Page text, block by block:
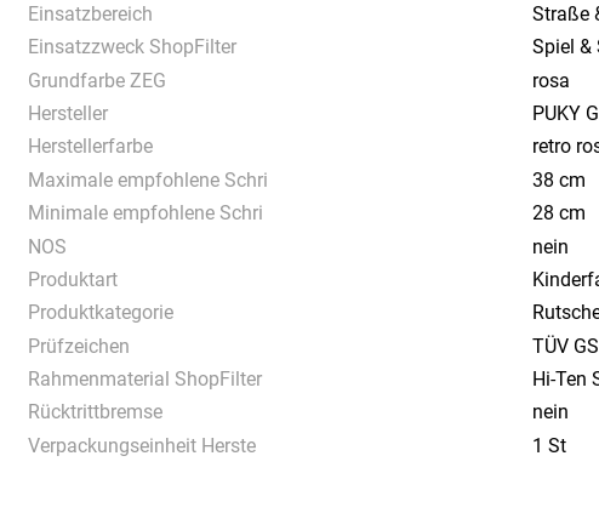
Einsatzbereich
Straße
Einsatzzweck ShopFilter
Spiel &
Grundfarbe ZEG
rosa
Hersteller
PUKY
Herstellerfarbe
retro
Maximale empfohlene Schri
38 cm
Minimale empfohlene Schri
28 cm
NOS
nein
Produktart
Produktkategorie
Prüfzeichen
TÜV GS
Rahmenmaterial ShopFilter
Hi-Ten
Rücktrittbremse
nein
Verpackungseinheit Herste
1 St